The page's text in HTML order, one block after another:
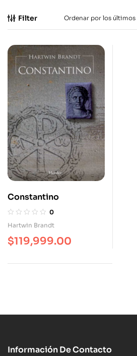
Filter
Constantino
0
Hartwin Brandt
$119,999.00
Información De Contacto